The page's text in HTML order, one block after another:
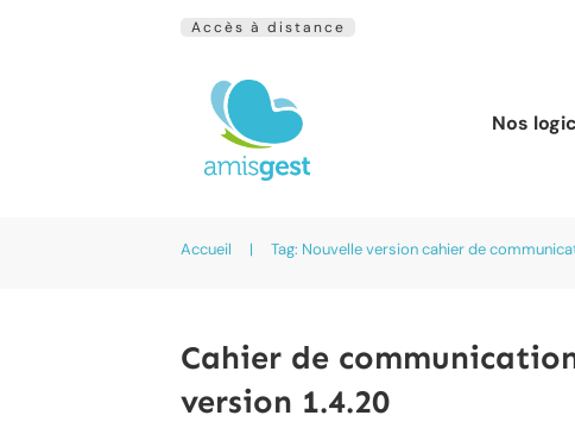
Accès à distance
Nos
Accueil | Tag: Nouvelle version cahier de
Cahier de
version 1.4.20